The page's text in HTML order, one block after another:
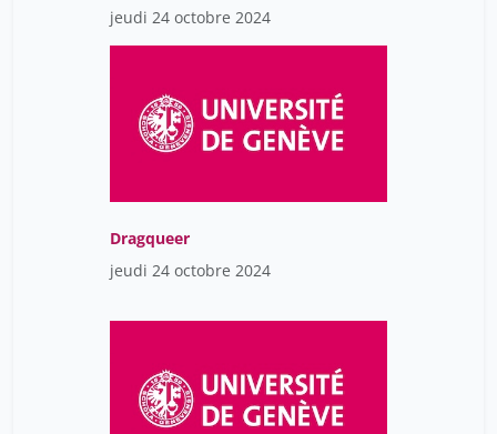
jeudi 24 octobre 2024
Dragqueer
jeudi 24 octobre 2024